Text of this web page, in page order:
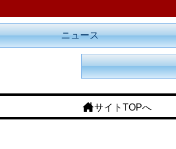
ニュース
サイトTOPへ